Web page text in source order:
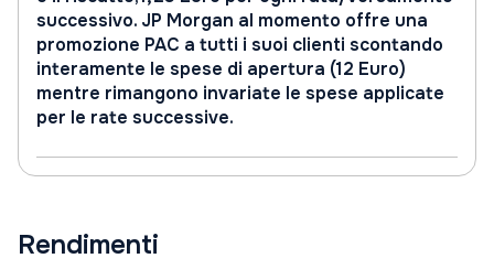
successivo. JP Morgan al momento offre una
promozione PAC a tutti i suoi clienti scontando
interamente le spese di apertura (12 Euro)
mentre rimangono invariate le spese applicate
per le rate successive.
Rendimenti